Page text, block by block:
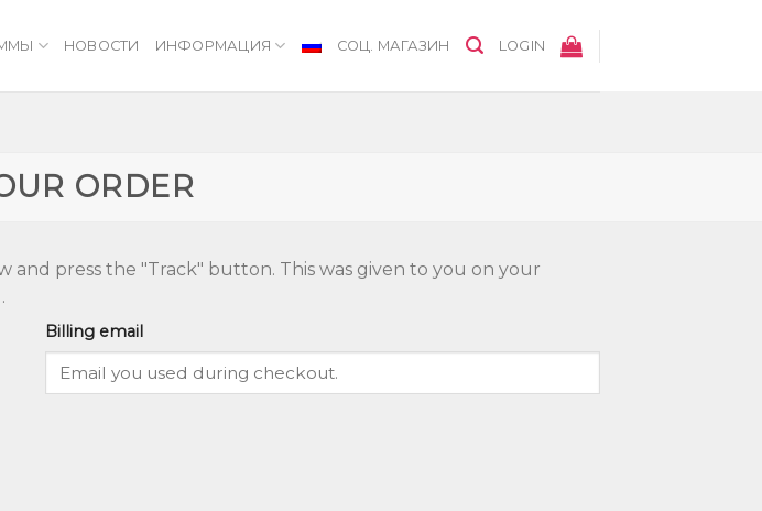
НОВОСТИ ИНФОРМАЦИЯ СОЦ. МАГАЗИН LOGIN
ORDER
press the "Track" button. This was given to you on your
Billing email